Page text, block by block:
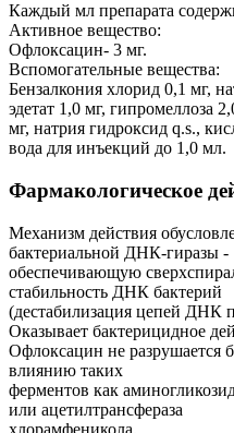
Каждый мл препарата
Активное вещество:
Офлоксацин- 3 мг.
Вспомогательные вещества:
Бензалкония хлорид 0,1 мг,
эдетат 1,0 мг, гипромеллоза
мг, натрия гидроксид q.s.,
вода для инъекций до 1,0 мл.
Фармакологическое
Механизм действия
бактериальной ДНК-гиразы -
обеспечивающую
стабильность ДНК бактерий
(дестабилизация цепей ДНК
Оказывает бактерицидное
Офлоксацин не разрушается
влиянию таких
ферментов как
или ацетилтрансфераза
хлорамфеникола.